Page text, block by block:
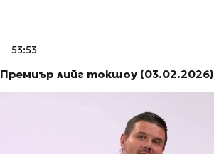
53:53
Премиър лийг токшоу (03.02.2026)